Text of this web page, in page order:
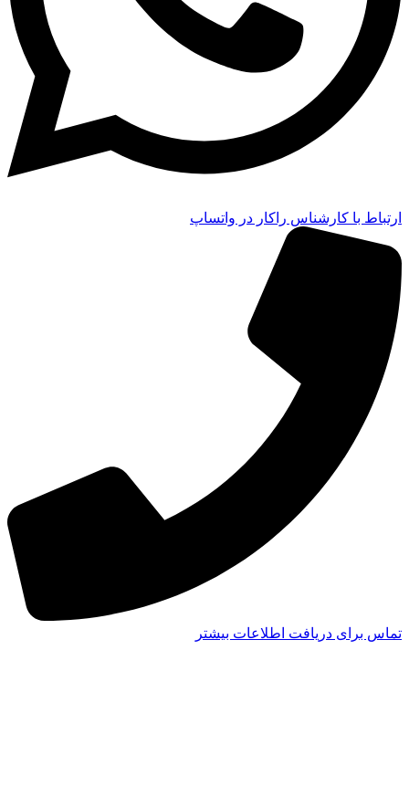
ارتباط با کارشناس راکار در واتساپ
تماس برای دریافت اطلاعات بیشتر